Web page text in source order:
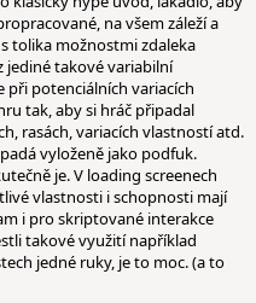
na všem záleží a
tolika možnostmi zdaleka
jediné takové variabilní
při potenciálních variacích
tak, aby si hráč připadal
rasách, variacích vlastností atd.
vyloženě jako podfuk.
je. V loading screenech
vlastnosti i schopnosti mají
i pro skriptované interakce
takové využití například
jedné ruky, je to moc. (a to